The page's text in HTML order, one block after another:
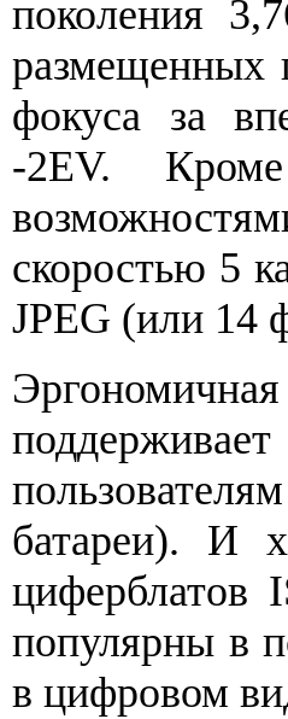
поколения
размещенных
фокуса за
-2EV.
скоростью 5
JPEG (или 14
батареи). И
циферблатов
популярны в
в цифровом